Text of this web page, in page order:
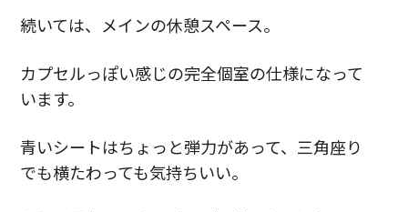
続いては、メインの休憩スペース。
カプセルっぽい感じの完全個室の仕様になって
います。
青いシートはちょっと弾力があって、三角座り
でも横たわっても気持ちいい。